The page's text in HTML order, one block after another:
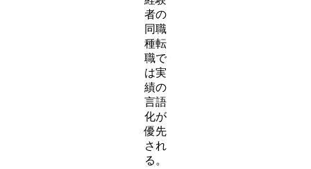
者の
同職
種転
職で
は実
績の
言語
化が
優先
され
る。